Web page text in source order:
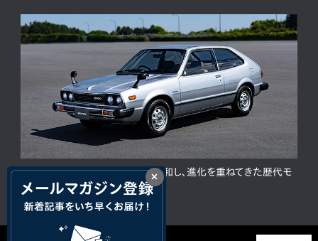
×
ACCORD 50周年。人と時代に調和し、進化を重ねてきた歴代モ
デルの歩み